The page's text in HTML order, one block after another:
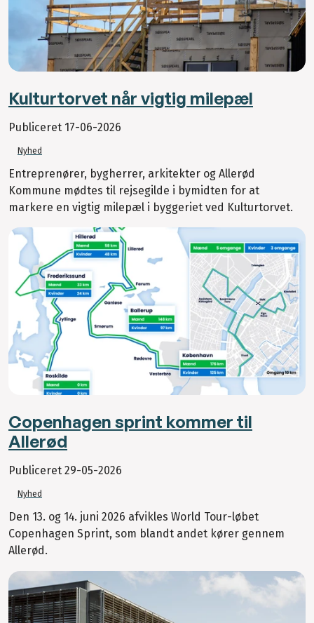
Kulturtorvet når vigtig milepæl
Publiceret 17-06-2026
Nyhed
Entreprenører, bygherrer, arkitekter og Allerød
Kommune mødtes til rejsegilde i bymidten for at
markere en vigtig milepæl i byggeriet ved Kulturtorvet.
Copenhagen sprint kommer til
Allerød
Publiceret 29-05-2026
Nyhed
Den 13. og 14. juni 2026 afvikles World Tour-løbet
Copenhagen Sprint, som blandt andet kører gennem
Allerød.